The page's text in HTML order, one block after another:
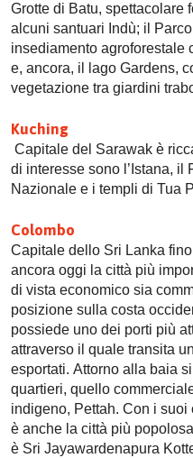
Grotte di Batu, spettacolare
alcuni santuari Indù; il
insediamento agroforestale
e, ancora, il lago Gardens,
vegetazione tra giardini
Kuching
Capitale del Sarawak è
di interesse sono l’Istana,
Nazionale e i templi di Tua
Colombo
Capitale dello Sri Lanka
ancora oggi la città più
di vista economico sia
posizione sulla costa
possiede uno dei porti più
attraverso il quale transita
esportati. Attorno alla baia
quartieri, quello
indigeno, Pettah. Con i
è anche la città più
è Sri Jayawardenapura